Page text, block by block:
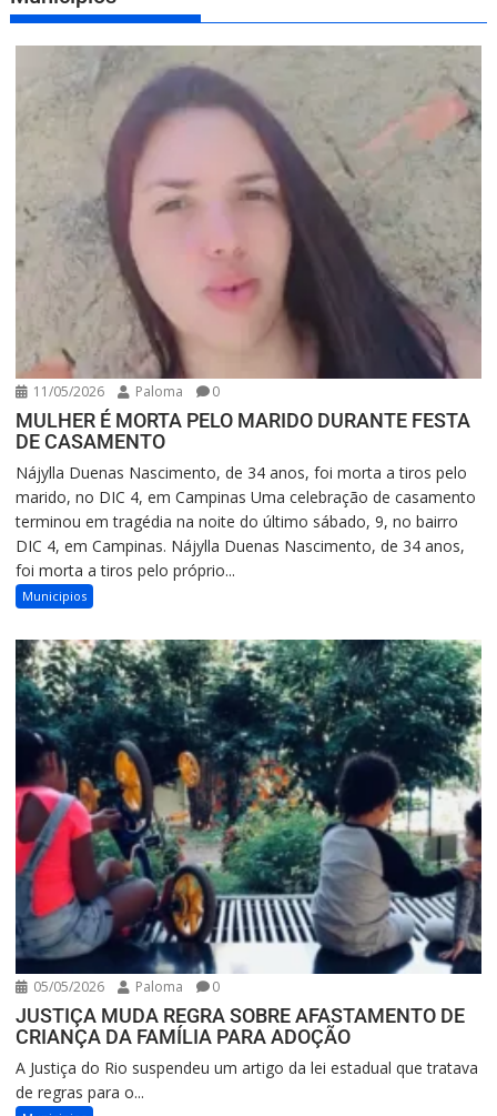
11/05/2026 Paloma 0
MULHER É MORTA PELO MARIDO DURANTE FESTA
DE CASAMENTO
Nájylla Duenas Nascimento, de 34 anos, foi morta a tiros pelo
marido, no DIC 4, em Campinas Uma celebração de casamento
terminou em tragédia na noite do último sábado, 9, no bairro
DIC 4, em Campinas. Nájylla Duenas Nascimento, de 34 anos,
foi morta a tiros pelo próprio...
Municipios
05/05/2026 Paloma 0
JUSTIÇA MUDA REGRA SOBRE AFASTAMENTO DE
CRIANÇA DA FAMÍLIA PARA ADOÇÃO
A Justiça do Rio suspendeu um artigo da lei estadual que tratava
de regras para o...